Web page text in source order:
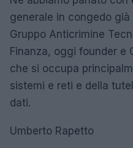
generale in congedo già
Gruppo Anticrimine
Finanza, oggi founder e
che si occupa
sistemi e reti e della
dati.
Umberto Rapetto